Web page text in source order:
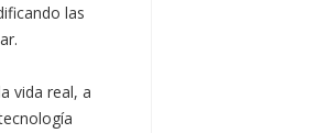
las
vida real, a